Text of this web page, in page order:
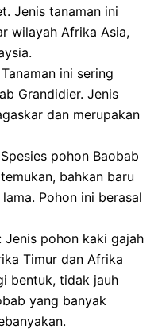
Jenis tanaman ini
wilayah Afrika Asia,
ini sering
Grandidier. Jenis
dan merupakan
pohon Baobab
bahkan baru
Pohon ini berasal
pohon kaki gajah
Timur dan Afrika
bentuk, tidak jauh
yang banyak